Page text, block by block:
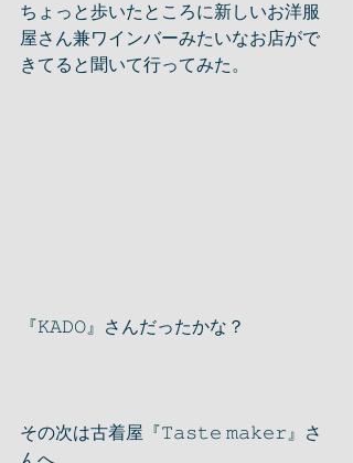
ちょっと歩いたところに新しいお洋服
屋さん兼ワインバーみたいなお店がで
きてると聞いて行ってみた。
『𝙺𝙰𝙳𝙾』さんだったかな？
その次は古着屋『𝚃𝚊𝚜𝚝𝚎 𝚖𝚊𝚔𝚎𝚛』さ